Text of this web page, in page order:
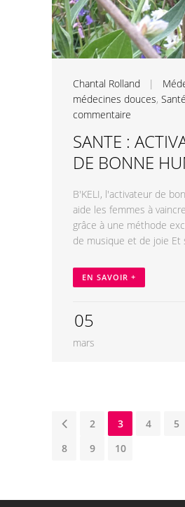
Chantal Rolland |
médecines douces, Santé
commentaire
SANTE :
DE BONNE
B'KELI, l'activateur de
aide les femmes à
grâce à une méthode
de musique et de joie Et
EN SAVOIR +
05
mars
1 2 3 4 5
8
9 10